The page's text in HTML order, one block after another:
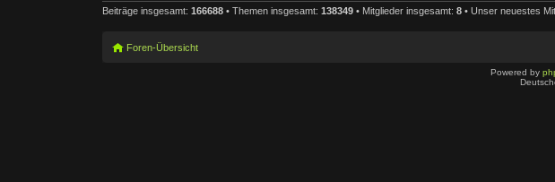
Beiträge insgesamt:166688 • Themen insgesamt:138349 • Mitglieder insgesamt:8 • Unser neuestes
Foren-Übersicht
Powered by